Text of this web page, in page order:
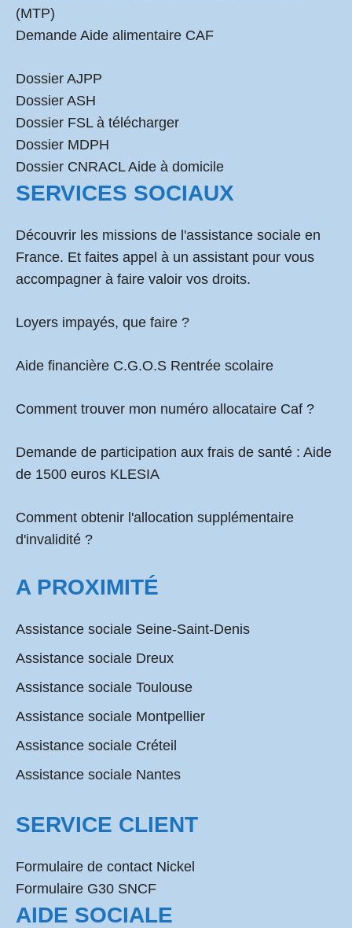
(MTP)
Demande Aide alimentaire CAF
Dossier AJPP
Dossier ASH
Dossier FSL à télécharger
Dossier MDPH
Dossier CNRACL Aide à domicile
SERVICES SOCIAUX
Découvrir les missions de l'assistance sociale en
France. Et faites appel à un assistant pour vous
accompagner à faire valoir vos droits.
Loyers impayés, que faire ?
Aide financière C.G.O.S Rentrée scolaire
Comment trouver mon numéro allocataire Caf ?
Demande de participation aux frais de santé : Aide
de 1500 euros KLESIA
Comment obtenir l'allocation supplémentaire
d'invalidité ?
A PROXIMITÉ
Assistance sociale Seine-Saint-Denis
Assistance sociale Dreux
Assistance sociale Toulouse
Assistance sociale Montpellier
Assistance sociale Créteil
Assistance sociale Nantes
SERVICE CLIENT
Formulaire de contact Nickel
Formulaire G30 SNCF
AIDE SOCIALE